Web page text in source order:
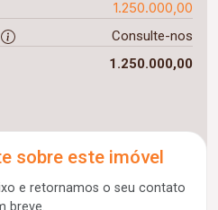
1.250.000,00
Consulte-nos
1.250.000,00
sobre este imóvel
e retornamos o seu contato
breve.